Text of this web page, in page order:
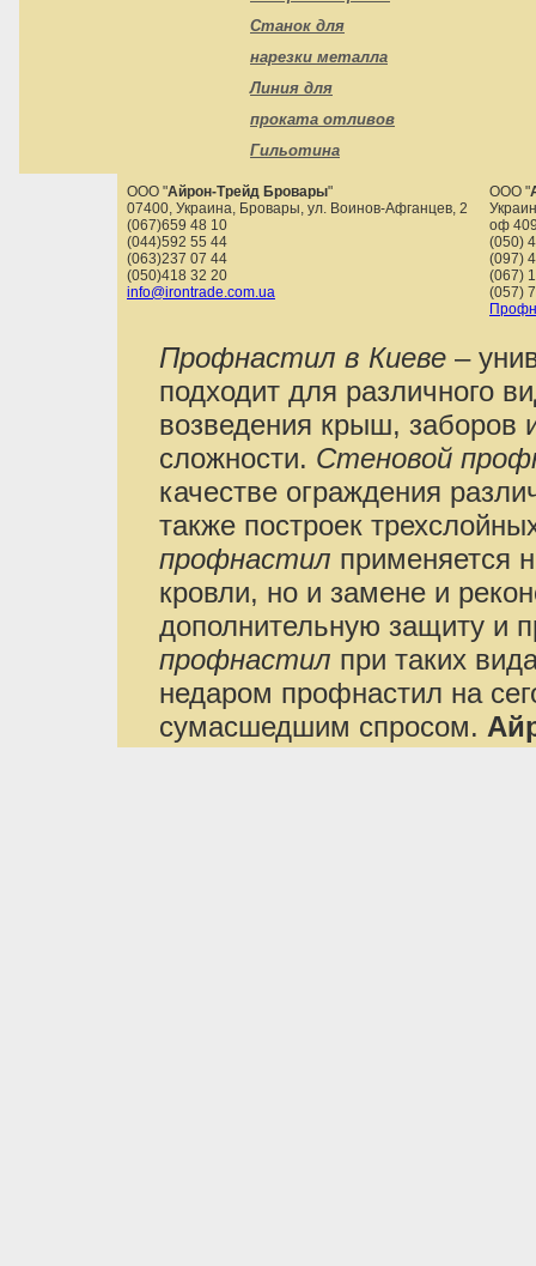
Станок для
нарезки металла
Линия для
проката отливов
Гильотина
ООО "Айрон-Трейд Бровары"
07400, Украина, Бровары, ул. Воинов-Афганцев, 2
(067)659 48 10
(044)592 55 44
(063)237 07 44
(050)418 32 20
info@irontrade.com.ua
ООО "
оф
(050)
(097)
(067)
(057)
Профнастил в Киеве –
подходит для различного
возведения крыш, заборов
сложности. Стеновой
качестве ограждения
также построек
профнастил применяется
кровли, но и замене и
дополнительную защиту и
профнастил при таких
недаром профнастил на
сумасшедшим спросом.